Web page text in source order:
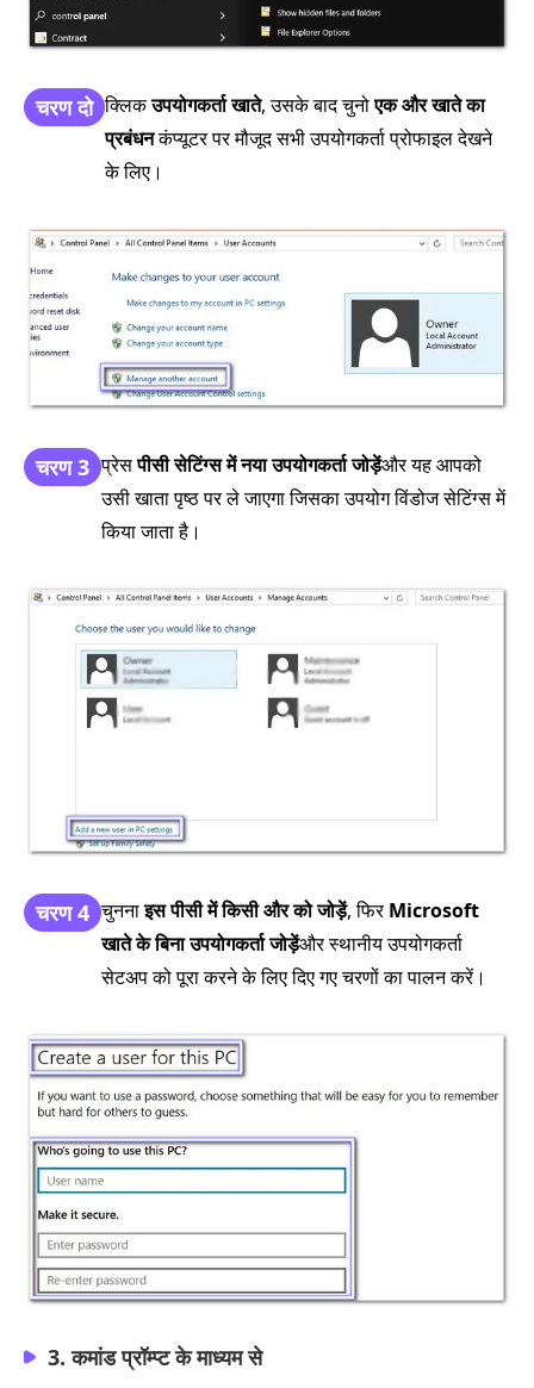
चरण दो क्लिकउपयोगकर्ता खाते, उसके बाद चुनोएक और खाते का
प्रबंधनकंप्यूटर पर मौजूद सभी उपयोगकर्ता प्रोफाइल देखने
के लिए।
चरण 3 प्रेसपीसी सेटिंग्स में नया उपयोगकर्ता जोड़ेंऔर यह आपको
उसी खाता पृष्ठ पर ले जाएगा जिसका उपयोग विंडोज सेटिंग्स में
किया जाता है।
चरण 4 चुननाइस पीसी में किसी और को जोड़ें, फिरMicrosoft
खाते के बिना उपयोगकर्ता जोड़ेंऔर स्थानीय उपयोगकर्ता
सेटअप को पूरा करने के लिए दिए गए चरणों का पालन करें।
3. कमांड प्रॉम्प्ट के माध्यम से